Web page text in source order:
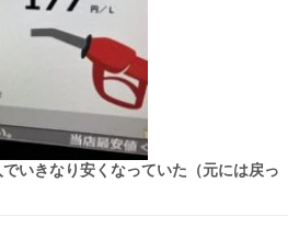
いきなり安くなっていた（元には戻っ